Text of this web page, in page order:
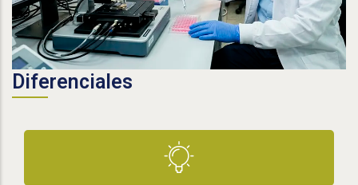
Diferenciales